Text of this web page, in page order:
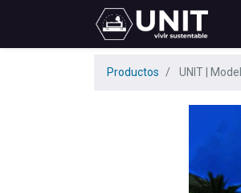
Productos UNIT |